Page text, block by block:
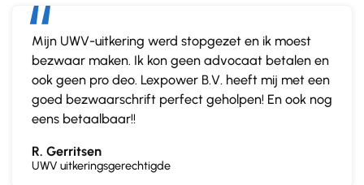
Mijn UWV-uitkering werd stopgezet en ik moest
bezwaar maken. Ik kon geen advocaat betalen en
ook geen pro deo. Lexpower B.V. heeft mij met een
goed bezwaarschrift perfect geholpen! En ook nog
eens betaalbaar!!
R. Gerritsen
UWV uitkeringsgerechtigde